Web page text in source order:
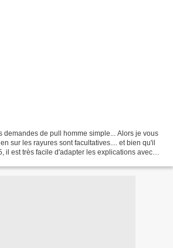
demandes de pull homme simple... Alors je vous
sur les rayures sont facultatives.... et bien qu'il
il est très facile d'adapter les explications avec